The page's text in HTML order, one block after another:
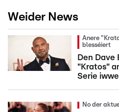
Weider News
Anere
blesséiert
Den
"Kratos"
Serie
No der